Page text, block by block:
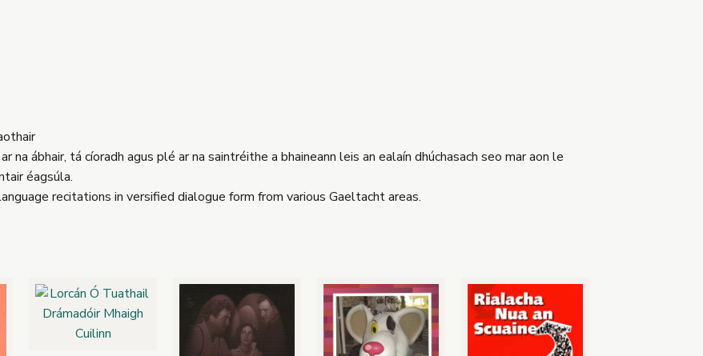
na ábhair, tá cíoradh agus plé ar na saintréithe a bhaineann leis an ealaín dhúchasach seo mar aon le
éagsúla.
recitations in versified dialogue form from various Gaeltacht areas.